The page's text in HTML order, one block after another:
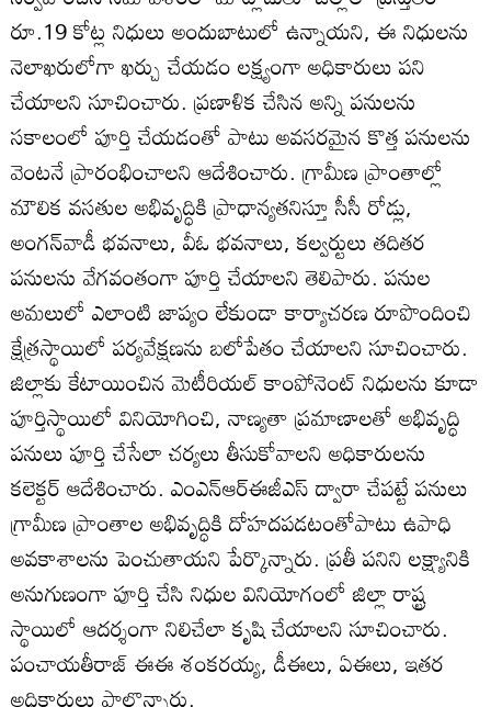
రూ.19 కోట్ల నిధులు అందుబాటులో ఉన్నాయని, ఈ నిధులను
నెలాఖరులోగా ఖర్చు చేయడం లక్ష్యంగా అధికారులు పని
చేయాలని సూచించారు. ప్రణాళిక చేసిన అన్ని పనులను
సకాలంలో పూర్తి చేయడంతో పాటు అవసరమైన కొత్త పనులను
వెంటనే ప్రారంభించాలని ఆదేశించారు. గ్రామీణ ప్రాంతాల్లో
మౌలిక వసతుల అభివృద్ధికి ప్రాధాన్యతనిస్తూ సీసీ రోడ్లు,
అంగన్‌వాడీ భవనాలు, వీఓ భవనాలు, కల్వర్టులు తదితర
పనులను వేగవంతంగా పూర్తి చేయాలని తెలిపారు. పనుల
అమలులో ఎలాంటి జాప్యం లేకుండా కార్యాచరణ రూపొందించి
క్షేత్రస్థాయిలో పర్యవేక్షణను బలోపేతం చేయాలని సూచించారు.
జిల్లాకు కేటాయించిన మెటీరియల్‌ కాంపోనెంట్‌ నిధులను కూడా
పూర్తిస్థాయిలో వినియోగించి, నాణ్యతా ప్రమాణాలతో అభివృద్ధి
పనులు పూర్తి చేసేలా చర్యలు తీసుకోవాలని అధికారులను
కలెక్టర్‌ ఆదేశించారు. ఎంఎన్‌ఆర్‌ఈజీఎస్‌ ద్వారా చేపట్టే పనులు
గ్రామీణ ప్రాంతాల అభివృద్ధికి దోహదపడటంతోపాటు ఉపాధి
అవకాశాలను పెంచుతాయని పేర్కొన్నారు. ప్రతీ పనిని లక్ష్యానికి
అనుగుణంగా పూర్తి చేసి నిధుల వినియోగంలో జిల్లా రాష్ట్ర
స్థాయిలో ఆదర్శంగా నిలిచేలా కృషి చేయాలని సూచించారు.
పంచాయతీరాజ్‌ ఈఈ శంకరయ్య, డీఈలు, ఏఈలు, ఇతర